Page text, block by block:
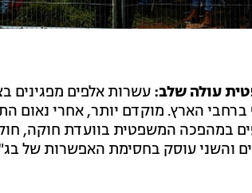
עולה שלב: עשרות אלפים מפגינים
הארץ. מוקדם יותר, אחרי נאום
במהפכה המשפטית בוועדת חוקה,
והשני עוסק בחסימת האפשרות של